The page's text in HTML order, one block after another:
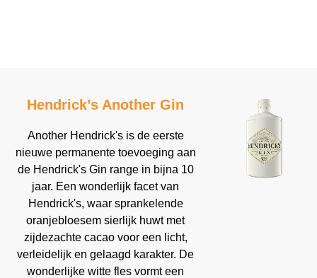
Hendrick’s Another Gin
Another Hendrick's is de eerste
nieuwe permanente toevoeging aan
de Hendrick's Gin range in bijna 10
jaar. Een wonderlijk facet van
Hendrick's, waar sprankelende
oranjebloesem sierlijk huwt met
zijdezachte cacao voor een licht,
verleidelijk en gelaagd karakter. De
wonderlijke witte fles vormt een